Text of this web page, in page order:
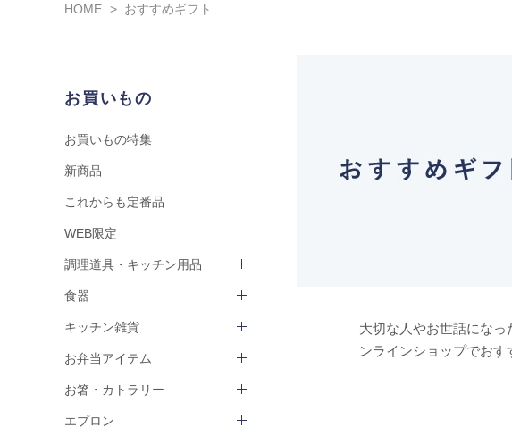
HOME > おすすめギフト
お買いもの
お買いもの特集
新商品
これからも定番品
WEB限定
調理道具・キッチン用品
食器
キッチン雑貨
お弁当アイテム
お箸・カトラリー
エプロン
大切な人やお世話にな
ンラインショップでおす